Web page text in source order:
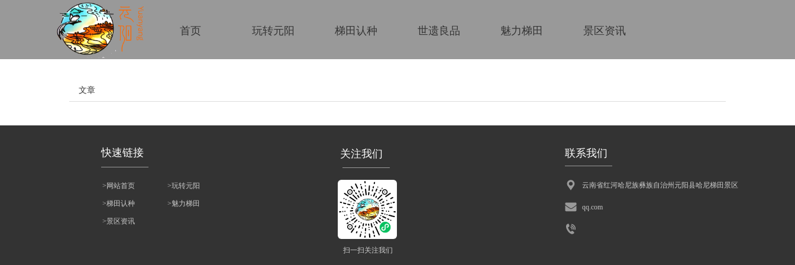
首页 玩转元阳 梯田认种 世遗良品 魅力梯田 景区资讯
文章
快速链接 关注我们 联系我们
云南省红河哈尼族彝族自治州元阳县哈尼梯田景区
qq.com
扫一扫关注我们
>网站首页 >玩转元阳
>梯田认种 >魅力梯田
>景区资讯